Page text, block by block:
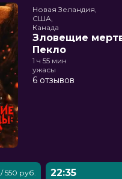
Новая Зеландия,
США,
Канада
Зловещие
Пекло
1 ч 55 мин
ужасы
6 отзывов
550 руб.
22:35